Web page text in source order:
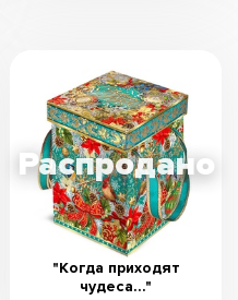
"Когда приходят
чудеса…"